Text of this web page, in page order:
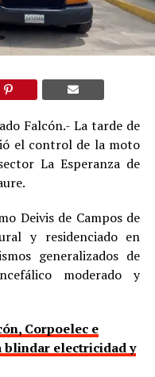
Falcón.- La tarde de
el control de la moto
La Esperanza de
Deivis de Campos de
y residenciado en
generalizados de
moderado y
Corpoelec e
blindar electricidad y